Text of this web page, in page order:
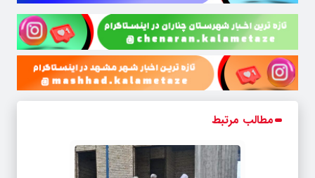
مطالب مرتبط